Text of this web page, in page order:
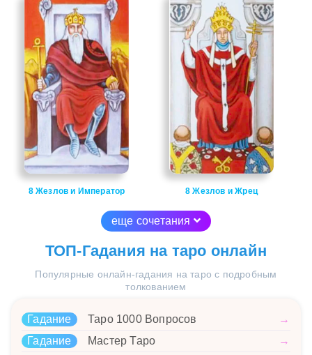
8 Жезлов и Император 8 Жезлов и Жрец
еще сочетания
ТОП-Гадания на таро онлайн
Популярные онлайн-гадания на таро с подробным
толкованием
Гадание Таро 1000 Вопросов
→
Гадание
Мастер Таро
→